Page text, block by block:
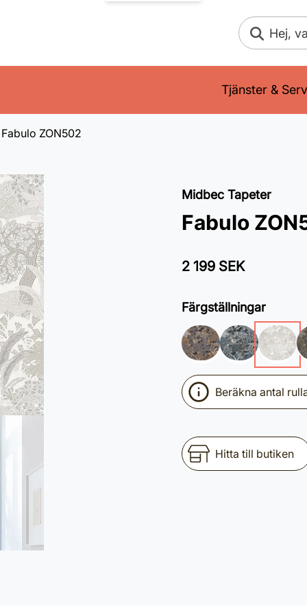
Sök
Tjänster &
Fabulo ZON502
Midbec Tapeter
Fabulo
2 199 SEK
Färgställningar
Beräkna antal
Hitta till butiken